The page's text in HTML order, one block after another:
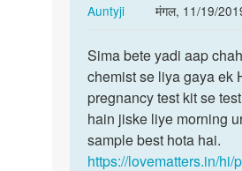
Auntyji
मंगल, 11/19/
In
to
Mere
abotion
ko
ek
mahine…
Sima
bete
yadi
aap
chahen
to…
Sima bete yadi aap
chemist se liya gaya ek
pregnancy test kit se
hain jiske liye morning
sample best hota hai.
https://lovematters.in/hi/